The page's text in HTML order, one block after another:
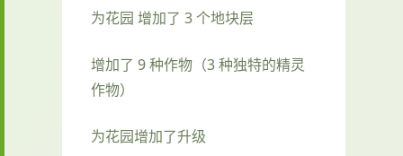
为花园 增加了 3 个地块层
增加了 9 种作物（3 种独特的精灵
作物）
为花园增加了升级